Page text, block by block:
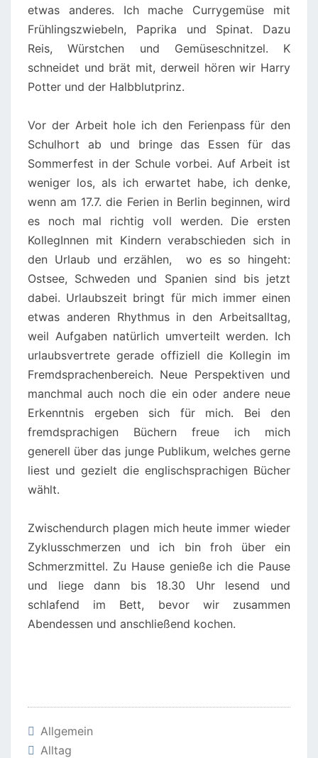
etwas anderes. Ich mache Currygemüse mit
Frühlingszwiebeln, Paprika und Spinat. Dazu
Reis, Würstchen und Gemüseschnitzel. K
schneidet und brät mit, derweil hören wir Harry
Potter und der Halbblutprinz.
Vor der Arbeit hole ich den Ferienpass für den
Schulhort ab und bringe das Essen für das
Sommerfest in der Schule vorbei. Auf Arbeit ist
weniger los, als ich erwartet habe, ich denke,
wenn am 17.7. die Ferien in Berlin beginnen, wird
es noch mal richtig voll werden. Die ersten
KollegInnen mit Kindern verabschieden sich in
den Urlaub und erzählen, wo es so hingeht:
Ostsee, Schweden und Spanien sind bis jetzt
dabei. Urlaubszeit bringt für mich immer einen
etwas anderen Rhythmus in den Arbeitsalltag,
weil Aufgaben natürlich umverteilt werden. Ich
urlaubsvertrete gerade offiziell die Kollegin im
Fremdsprachenbereich. Neue Perspektiven und
manchmal auch noch die ein oder andere neue
Erkenntnis ergeben sich für mich. Bei den
fremdsprachigen Büchern freue ich mich
generell über das junge Publikum, welches gerne
liest und gezielt die englischsprachigen Bücher
wählt.
Zwischendurch plagen mich heute immer wieder
Zyklusschmerzen und ich bin froh über ein
Schmerzmittel. Zu Hause genieße ich die Pause
und liege dann bis 18.30 Uhr lesend und
schlafend im Bett, bevor wir zusammen
Abendessen und anschließend kochen.
Allgemein
Alltag